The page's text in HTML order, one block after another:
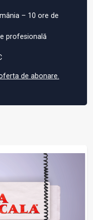
– 10 ore de
profesională
de abonare.